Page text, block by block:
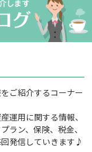
ご紹介するコーナー
運用に関する情報、
ラン、保険、税金、
発信していきます♪